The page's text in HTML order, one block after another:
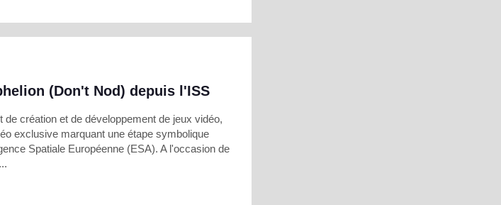
(Don't Nod) depuis l'ISS
création et de développement de jeux vidéo,
exclusive marquant une étape symbolique
Spatiale Européenne (ESA). A l'occasion de